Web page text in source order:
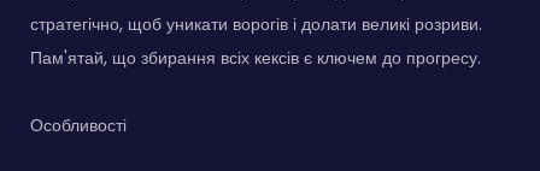
стратегічно, щоб уникати ворогів і долати великі розриви.
Пам'ятай, що збирання всіх кексів є ключем до прогресу.
Особливості